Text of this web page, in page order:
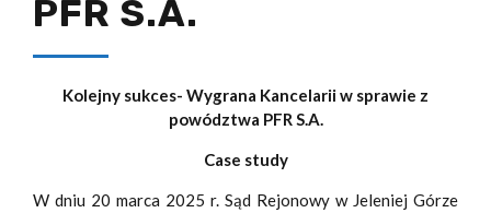
PFR S.A.
Kolejny sukces- Wygrana Kancelarii w sprawie z
powództwa PFR S.A.
Case study
W dniu 20 marca 2025 r. Sąd Rejonowy w Jeleniej Górze